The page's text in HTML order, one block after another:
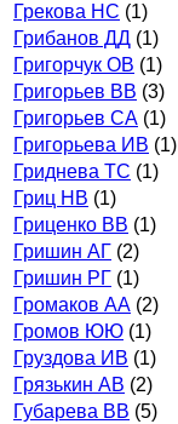
Грекова НС (1)
Грибанов ДД (1)
Григорчук ОВ (1)
Григорьев ВВ (3)
Григорьев СА (1)
Григорьева ИВ (1)
Гриднева ТС (1)
Гриц НВ (1)
Гриценко ВВ (1)
Гришин АГ (2)
Гришин РГ (1)
Громаков АА (2)
Громов ЮЮ (1)
Груздова ИВ (1)
Грязькин АВ (2)
Губарева ВВ (5)